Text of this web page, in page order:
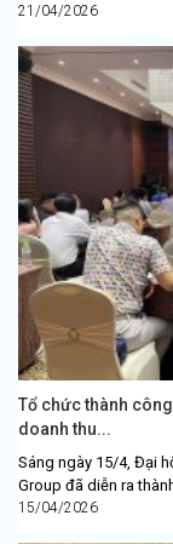
21/04/2026
Tổ chức thành
doanh thu...
Sáng ngày 15/4, Đại
Group đã diễn ra
thông...
15/04/2026